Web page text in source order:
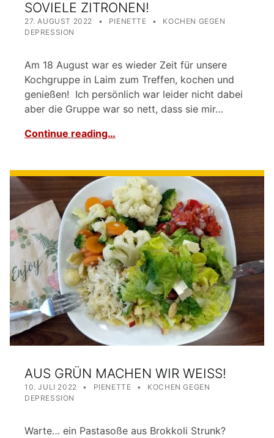
SOVIELE ZITRONEN!
POSTED ON:
27. AUGUST 2022
WRITTEN BY:
PIENETTE CATEGORIZED IN:
KOCHEN GEGEN
DEPRESSION
Am 18 August war es wieder Zeit für unsere
Kochgruppe in Laim zum Treffen, kochen und
genießen! Ich persönlich war leider nicht dabei
aber die Gruppe war so nett, dass sie mir…
Continue reading…
AUS GRÜN MACHEN WIR WEISS!
POSTED ON:
10. JULI 2022
WRITTEN BY:
PIENETTE CATEGORIZED IN:
KOCHEN GEGEN
DEPRESSION
Warte… ein Pastasoße aus Brokkoli Strunk?